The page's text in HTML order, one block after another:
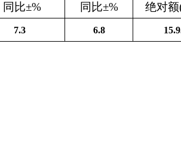
同比±% 同比±%
绝对
7.3 6.8